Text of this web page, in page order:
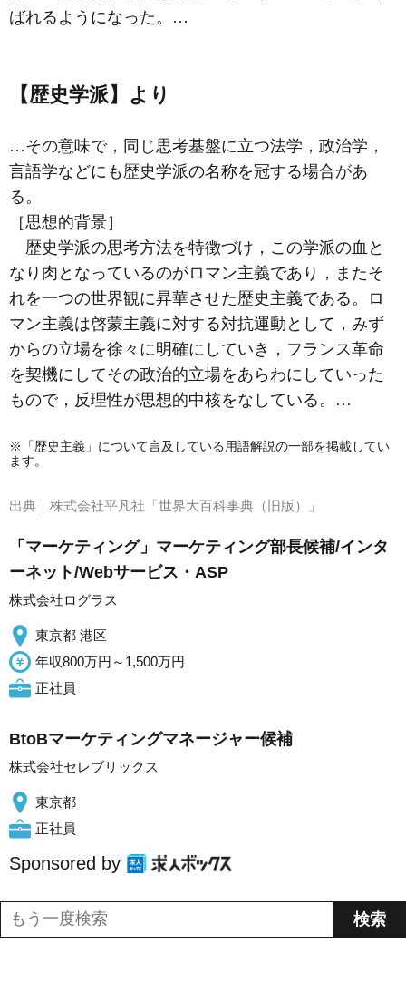
ばれるようになった。…
【歴史学派】より
…その意味で，同じ思考基盤に立つ法学，政治学，
言語学などにも歴史学派の名称を冠する場合があ
る。
［思想的背景］
歴史学派の思考方法を特徴づけ，この学派の血と
なり肉となっているのがロマン主義であり，またそ
れを一つの世界観に昇華させた歴史主義である。ロ
マン主義は啓蒙主義に対する対抗運動として，みず
からの立場を徐々に明確にしていき，フランス革命
を契機にしてその政治的立場をあらわにしていった
もので，反理性が思想的中核をなしている。…
※「歴史主義」について言及している用語解説の一部を掲載してい
ます。
出典｜ 株式会社平凡社「世界大百科事典（旧版）」
「マーケティング」マーケティング部長候補/インタ
ーネット/Webサービス・ASP
株式会社ログラス
東京都 港区
年収800万円～1,500万円
正社員
BtoBマーケティングマネージャー候補
株式会社セレブリックス
東京都
正社員
Sponsored by